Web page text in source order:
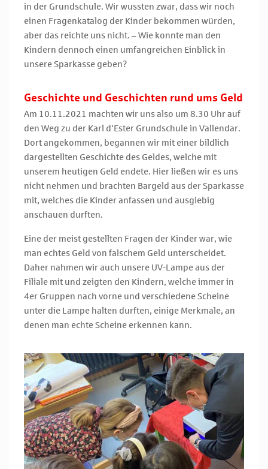
in der Grundschule. Wir wussten zwar, dass wir noch
einen Fragenkatalog der Kinder bekommen würden,
aber das reichte uns nicht. – Wie konnte man den
Kindern dennoch einen umfangreichen Einblick in
unsere Sparkasse geben?
Geschichte und Geschichten rund ums Geld
Am 10.11.2021 machten wir uns also um 8.30 Uhr auf
den Weg zu der Karl d‘Ester Grundschule in Vallendar.
Dort angekommen, begannen wir mit einer bildlich
dargestellten Geschichte des Geldes, welche mit
unserem heutigen Geld endete. Hier ließen wir es uns
nicht nehmen und brachten Bargeld aus der Sparkasse
mit, welches die Kinder anfassen und ausgiebig
anschauen durften.
Eine der meist gestellten Fragen der Kinder war, wie
man echtes Geld von falschem Geld unterscheidet.
Daher nahmen wir auch unsere UV-Lampe aus der
Filiale mit und zeigten den Kindern, welche immer in
4er Gruppen nach vorne und verschiedene Scheine
unter die Lampe halten durften, einige Merkmale, an
denen man echte Scheine erkennen kann.